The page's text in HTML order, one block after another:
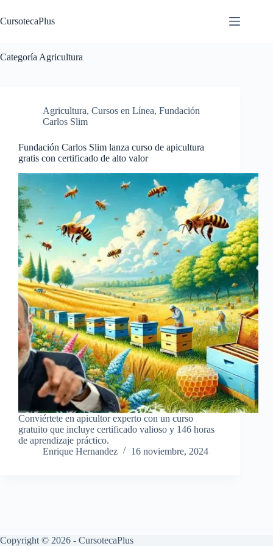
al
contenido
CursotecaPlus
Categoría Agricultura
Agricultura, Cursos en Línea, Fundación
Carlos Slim
Fundación Carlos Slim lanza curso de apicultura
gratis con certificado de alto valor
Conviértete en apicultor experto con un curso
gratuito que incluye certificado valioso y 146 horas
de aprendizaje práctico.
Enrique Hernandez
16 noviembre, 2024
Copyright © 2026 - CursotecaPlus